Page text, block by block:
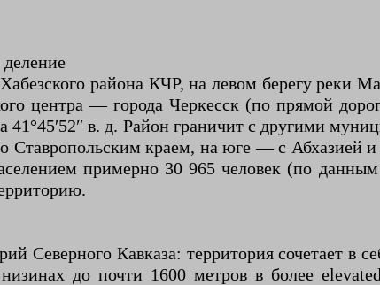
района КЧР, на левом берегу
центра — города Черкесск (по прямой
41°45′52″ в. д. Район граничит с другими
Ставропольским краем, на юге — с Абхазией
примерно 30 965 человек (по
Северного Кавказа: территория сочетает
до почти 1600 метров в более